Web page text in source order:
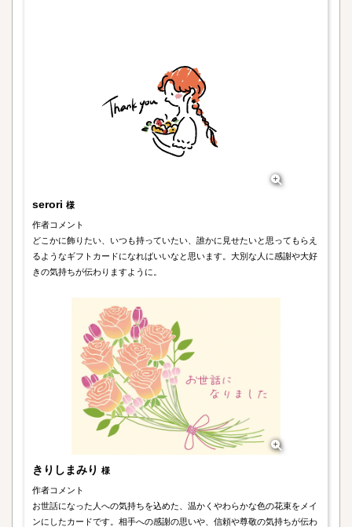
serori 様
作者コメント
どこかに飾りたい、いつも持っていたい、誰かに見せたいと思ってもらえ
るようなギフトカードになればいいなと思います。大別な人に感謝や大好
きの気持ちが伝わりますように。
きりしまみり 様
作者コメント
お世話になった人への気持ちを込めた、温かくやわらかな色の花束をメイ
ンにしたカードです。相手への感謝の思いや、信頼や尊敬の気持ちが伝わ